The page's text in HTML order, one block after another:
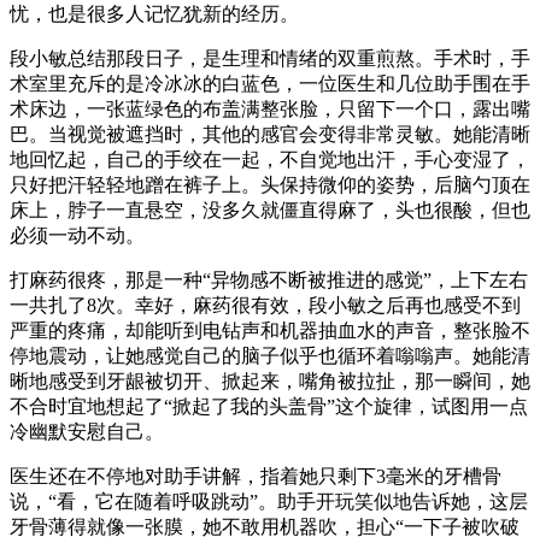
忧，也是很多人记忆犹新的经历。
段小敏总结那段日子，是生理和情绪的双重煎熬。手术时，手
术室里充斥的是冷冰冰的白蓝色，一位医生和几位助手围在手
术床边，一张蓝绿色的布盖满整张脸，只留下一个口，露出嘴
巴。当视觉被遮挡时，其他的感官会变得非常灵敏。她能清晰
地回忆起，自己的手绞在一起，不自觉地出汗，手心变湿了，
只好把汗轻轻地蹭在裤子上。头保持微仰的姿势，后脑勺顶在
床上，脖子一直悬空，没多久就僵直得麻了，头也很酸，但也
必须一动不动。
打麻药很疼，那是一种“异物感不断被推进的感觉”，上下左右
一共扎了8次。幸好，麻药很有效，段小敏之后再也感受不到
严重的疼痛，却能听到电钻声和机器抽血水的声音，整张脸不
停地震动，让她感觉自己的脑子似乎也循环着嗡嗡声。她能清
晰地感受到牙龈被切开、掀起来，嘴角被拉扯，那一瞬间，她
不合时宜地想起了“掀起了我的头盖骨”这个旋律，试图用一点
冷幽默安慰自己。
医生还在不停地对助手讲解，指着她只剩下3毫米的牙槽骨
说，“看，它在随着呼吸跳动”。助手开玩笑似地告诉她，这层
牙骨薄得就像一张膜，她不敢用机器吹，担心“一下子被吹破